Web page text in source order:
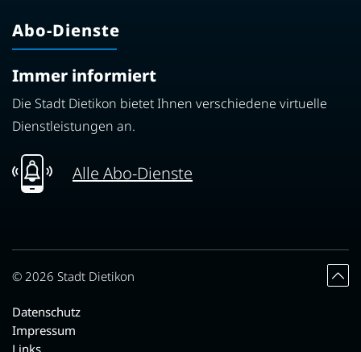
Abo-Dienste
Immer informiert
Die Stadt Dietikon bietet Ihnen verschiedene virtuelle
Dienstleistungen an.
Alle Abo-Dienste
© 2026 Stadt Dietikon
Toolbar
Datenschutz
Impressum
Links